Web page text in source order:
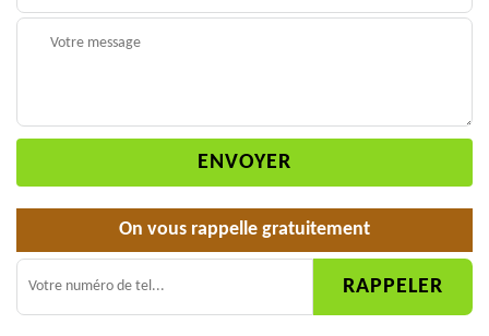
On vous rappelle gratuitement